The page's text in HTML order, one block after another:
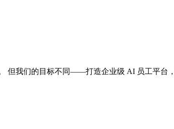
但我们的目标不同——打造企业级 AI 员工平台